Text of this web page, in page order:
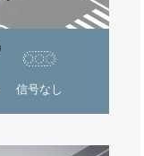
信号なし